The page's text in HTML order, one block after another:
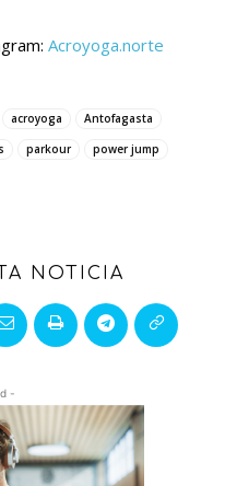
Acroyoga.norte
acroyoga
Antofagasta
parkour
power jump
NOTICIA
-